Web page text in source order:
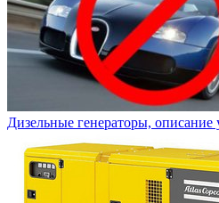
Дизельные генераторы, описание